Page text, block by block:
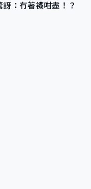
：冇著襪咁盡！？